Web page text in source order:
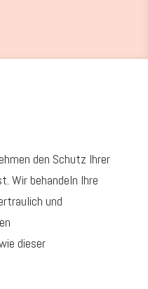
den Schutz Ihrer
Wir behandeln Ihre
und
dieser